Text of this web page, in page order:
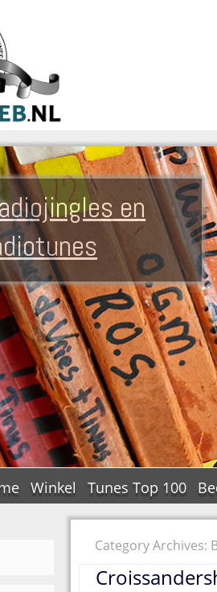
en
Winkel Tunes Top 100
Category Archives: